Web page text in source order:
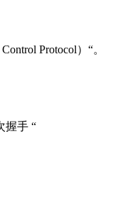
Protocol）“。
握手 “